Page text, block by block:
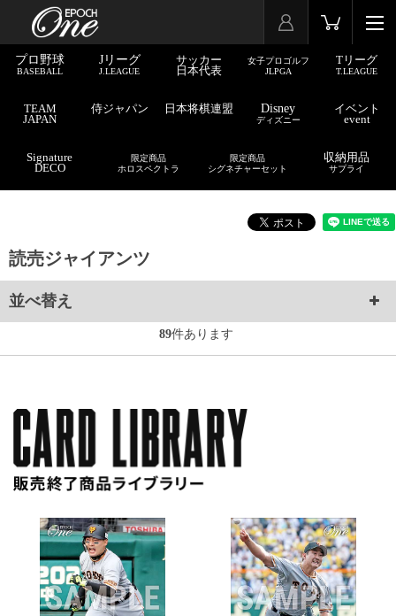
プロ野球
BASEBALL
Jリーグ
J.LEAGUE
サッカー
日本代表
女子プロゴルフ
JLPGA
Tリーグ
T.LEAGUE
TEAM
JAPAN
侍ジャパン 日本将棋連盟 Disney
ディズニー
イベント
event
Signature
DECO
限定商品
ホロスペクトラ
限定商品
シグネチャーセット
収納用品
サプライ
読売ジャイアンツ
並べ替え
89件あります